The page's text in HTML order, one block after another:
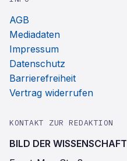
AGB
Mediadaten
Impressum
Datenschutz
Barrierefreiheit
Vertrag widerrufen
KONTAKT ZUR REDAKTION
BILD DER WISSENSCHAFT